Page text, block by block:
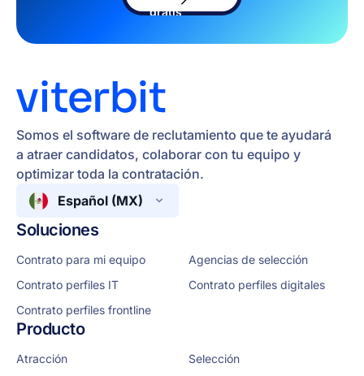
gratis
Somos el software de reclutamiento que te ayudará
a atraer candidatos, colaborar con tu equipo y
optimizar toda la contratación.
Español (MX)
Soluciones
Contrato para mi equipo
Agencias de selección
Contrato perfiles IT
Contrato perfiles digitales
Contrato perfiles frontline
Producto
Atracción
Selección